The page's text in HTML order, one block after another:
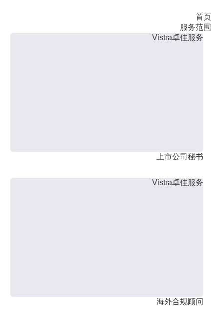
首页
服务范围
Vistra卓佳服务
上市公司秘书
Vistra卓佳服务
海外合规顾问